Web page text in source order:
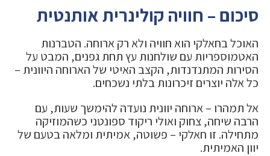
סיכום – חוויה קולינרית אותנטית
האוכל בחאלקי הוא חוויה ולא רק ארוחה. הטברנות
האטמוספריות עם שולחנות עץ תחת גפנים, המבט על
הסירות המתנדנדות, הקצב האיטי של הארוחה היוונית –
כל אלה יוצרים זיכרונות בלתי נשכחים.
אל תמהרו – ארוחה יוונית נועדה להימשך שעות, עם
הרבה שיחה, צחוק ואולי ריקוד ספונטני כשהמוזיקה
מתחילה. זו חאלקי – פשוטה, אמיתית ומלאה בטעם של
יוון האמיתית.